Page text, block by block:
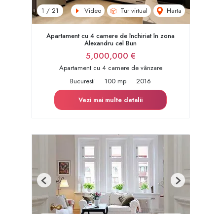
1 / 21 Video Tur virtual Harta
Apartament cu 4 camere de închiriat în zona
Alexandru cel Bun
5,000,000 €
Apartament cu 4 camere de vânzare
Bucuresti
100 mp
2016
Vezi mai multe detalii
Previous Next